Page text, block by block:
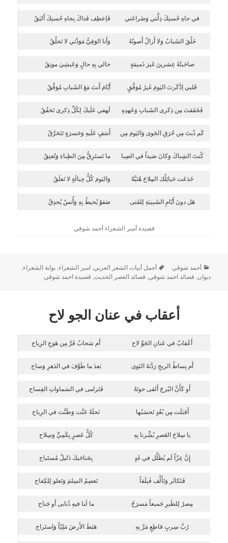
في جاهِ حُسنِكَ ذِلَّتي وَضَراعَتي فَاِعطِف فَذاكَ بِجاهِ حُسنِكَ أَليَقُ
خَلُقَ الشَبابُ وَلا أَزالُ أَصونُهُ وَأَنا الوَفِيُّ مَوَدَّتي لا تَخلُقُ
صاحَبتُهُ عِشرينَ غَيرَ ذَميمَةٍ حالي بِهِ حالٍ وَعَيشِيَ مونِقُ
قَلبي اِدَّكَرتَ اليَومَ غَيرُ مُوَفَّقٍ أَيّامَ أَنتَ مَعَ الشَبابِ مُوَفَّقُ
فَخَفَقتَ مِن ذِكرى الشَبابِ وَعَهدِهِ لَهفي عَلَيكَ لِكُلِّ ذِكرى تَخفُقُ
كَم ذُبتَ مِن حُرَقِ الجَوى وَاليَومَ مِن أَسَفٍ عَلَيهِ وَحَسرَةٍ تَتَحَرَّقُ
كُنتَ الشِباكَ وَكانَ صَيداً في الصِبا ما تَستَرِقُّ مِنَ الظِباءِ وَتُعتِقُ
خَدَعَت حَبائِلُك المِلاحَ هُنَيَّةً وَاليَومَ كُلُّ حِبالَةٍ لا تَعلَقُ
هَل دونَ أَيّامِ الشَبيبَةِ لِلفَتى صَفوٌ يُحيطُ بِهِ وَأُنسٌ يُحدِقُ
قصيدة أمير الشعراء أحمد شوقي
أحمد شوقي أجمل أبيات الشعر العربي ,امير الشعراء ,بوابة الشعراء
ديوان قصائد احمد شوقي قصائد العصر الحديث قصيدة احمد شوقي
أعقاب في عنان الجو لاح
أَعُقابٌ في عَنانِ الجَوِّ لاح أَم سَحابٌ فَرَّ مِن هَوجِ الرِياح
أَم بِساطُ الريحِ رَدَّتهُ النَوى بَعدَ ما طَوَّفَ في الدَهرِ وَساح
أَو كَأَنَّ البُرجَ أَلقى حوتَهُ فَتَرامى في السَماواتِ الفِساح
أَقبَلَت مِن بُعُدٍ تَحسَبُها نَحلَةً عَنَّت وَطَنَّت في الرِياح
يا سِلاحَ العَصرِ بُشِّرنا بِهِ كُلُّ عَصرٍ بِكَمِيٍّ وَسِلاح
إِنَّ عِزّاً لَم يُظَلَّل في غَدٍ بِجَناحَيكَ ذَليلٌ مُستَباح
فَتَكاثَر وَتَأَلَّف فَيلَقاً تَعصِمُ السِلمَ وَتَعلو لِلكِفاح
مِصرُ لِلطَيرِ جَميعاً مَسرَحٌ ما لَنا فيهِ ذُنابى أَو جَناح
رُبَّ سِربٍ قاطِعٍ مَرَّ بِهِ هَبَطَ الأَرضَ مَلِيّاً وَاِستَراح